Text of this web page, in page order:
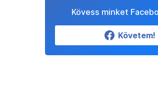
Kövess minket
Követem!